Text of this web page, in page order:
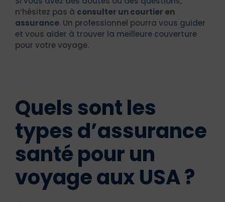
n’hésitez pas à consulter un courtier en
assurance. Un professionnel pourra vous guider
et vous aider à trouver la meilleure couverture
pour votre voyage.
Quels sont les
types d’assurance
santé pour un
voyage aux USA ?